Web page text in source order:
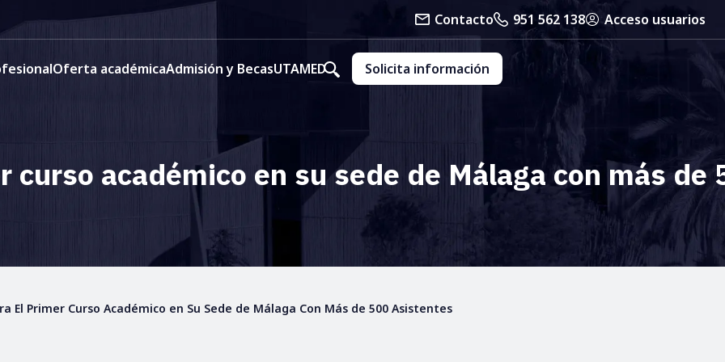
Contacto 951 562 138 Acceso usuarios
Oferta académicaAdmisión y BecasUTAMED Solicita información
curso académico en su sede de Málaga con más de
El Primer Curso Académico en Su Sede de Málaga Con Más de 500 Asistentes